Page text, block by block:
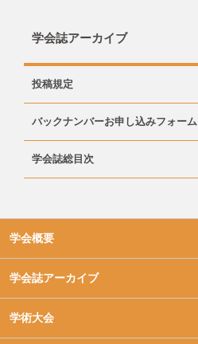
学会誌アーカイブ
投稿規定
バックナンバーお申し込みフォーム
学会誌総目次
学会概要
学会誌アーカイブ
学術大会